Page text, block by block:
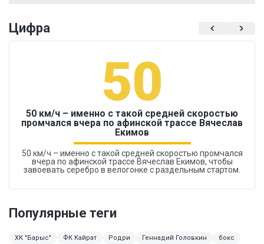
Цифра
50
50 км/ч – именно с такой средней скоростью
промчался вчера по афинской трассе Вячеслав
Екимов
50 км/ч – именно с такой средней скоростью промчался
вчера по афинской трассе Вячеслав Екимов, чтобы
завоевать серебро в велогонке с раздельным стартом.
Популярные теги
ХК "Барыс" ФК Кайрат Родри Геннадий Головкин
бокс